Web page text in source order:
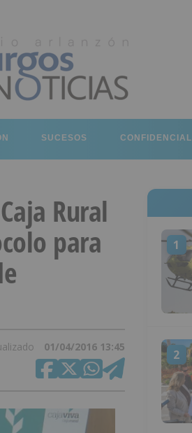
SUCESOS CONFIDENCIAL
Rural
para
01/04/2016 13:45
1
2